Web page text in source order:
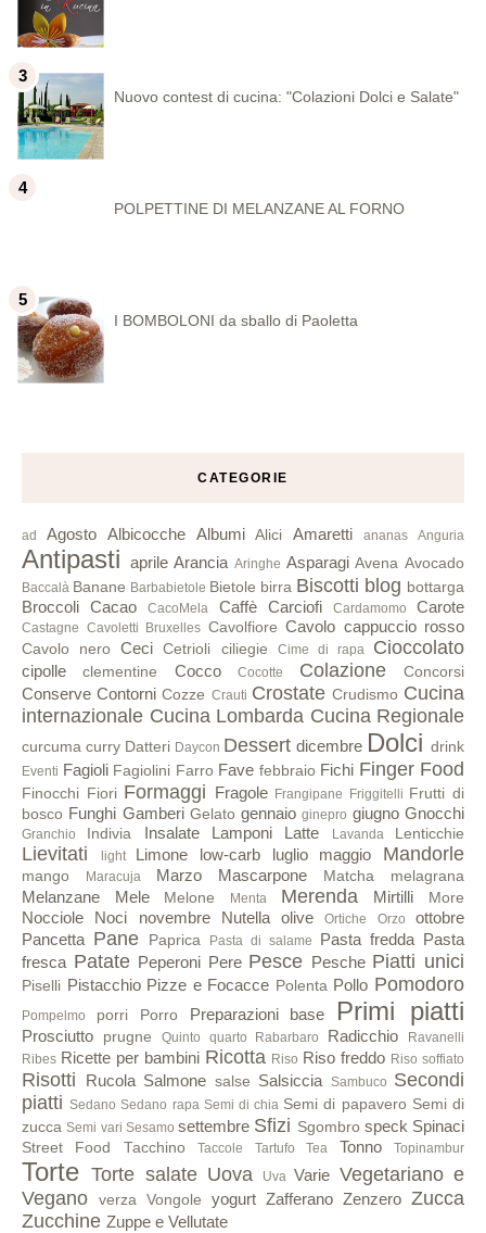
Nuovo contest di cucina: "Colazioni Dolci e Salate"
POLPETTINE DI MELANZANE AL FORNO
I BOMBOLONI da sballo di Paoletta
CATEGORIE
ad Agosto Albicocche Albumi Alici Amaretti ananas Anguria
Antipasti aprile Arancia Aringhe Asparagi Avena Avocado
Baccalà Banane Barbabietole Bietole birra Biscotti blog bottarga
Broccoli Cacao CacoMela Caffè Carciofi Cardamomo Carote
Castagne Cavoletti Bruxelles Cavolfiore Cavolo cappuccio rosso
Cavolo nero Ceci Cetrioli ciliegie Cime di rapa Cioccolato
cipolle clementine Cocco Cocotte Colazione Concorsi
Conserve Contorni Cozze Crauti Crostate Crudismo Cucina
internazionale Cucina Lombarda Cucina Regionale
curcuma curry Datteri Daycon Dessert dicembre Dolci drink
Eventi Fagioli Fagiolini Farro Fave febbraio Fichi Finger Food
Finocchi Fiori Formaggi Fragole Frangipane Friggitelli Frutti di
bosco Funghi Gamberi Gelato gennaio ginepro giugno Gnocchi
Granchio Indivia Insalate Lamponi Latte Lavanda Lenticchie
Lievitati light Limone low-carb luglio maggio Mandorle
mango Maracuja Marzo Mascarpone Matcha melagrana
Melanzane Mele Melone Menta Merenda Mirtilli More
Nocciole Noci novembre Nutella olive Ortiche Orzo
ottobre
Pancetta Pane Paprica Pasta di salame Pasta fredda Pasta
fresca Patate Peperoni Pere Pesce Pesche Piatti unici
Piselli Pistacchio Pizze e Focacce Polenta Pollo Pomodoro
Pompelmo porri Porro Preparazioni base Primi piatti
Prosciutto prugne Quinto quarto Rabarbaro Radicchio
Ravanelli
Ribes Ricette per bambini Ricotta Riso Riso freddo Riso soffiato
Risotti Rucola Salmone salse Salsiccia Sambuco Secondi
piatti Sedano Sedano rapa Semi di chia Semi di papavero Semi di
zucca Semi vari Sesamo settembre Sfizi Sgombro speck Spinaci
Street Food Tacchino Taccole Tartufo Tea Tonno Topinambur
Torte Torte salate Uova Uva Varie Vegetariano e
Vegano
verza Vongole yogurt Zafferano Zenzero Zucca
Zucchine Zuppe e Vellutate